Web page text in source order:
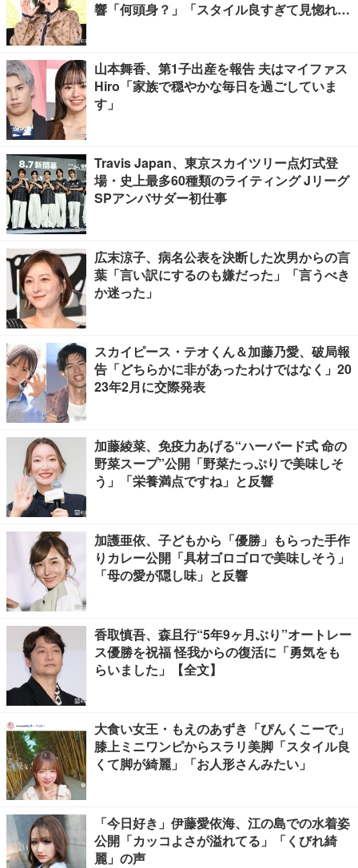
響「何頭身？」「スタイル良すぎて見惚れ
山本舞香、第1子出産を報告 夫はマイファス
Hiro「家族で穏やかな毎日を過ごしていま
す」
Travis Japan、東京スカイツリー点灯式登
場・史上最多60種類のライティング Jリーグ
SPアンバサダー初仕事
広末涼子、病名公表を決断した次男からの言
葉「言い訳にするのも嫌だった」「言うべき
か迷った」
スカイピース・テオくん＆加藤乃愛、破局報
告「どちらかに非があったわけではなく」20
23年2月に交際発表
加藤綾菜、免疫力あげる“ハーバード式 命の
野菜スープ”公開「野菜たっぷりで美味しそ
う」「栄養満点ですね」と反響
加護亜依、子どもから「優勝」もらった手作
りカレー公開「具材ゴロゴロで美味しそう」
「母の愛が隠し味」と反響
香取慎吾、森且行“5年9ヶ月ぶり”オートレー
ス優勝を祝福 怪我からの復活に「勇気をも
らいました」【全文】
大食い女王・もえのあずき「ぴんくこーで」
膝上ミニワンピからスラリ美脚「スタイル良
くて脚が綺麗」「お人形さんみたい」
「今日好き」伊藤愛依海、江の島での水着姿
公開「カッコよさが溢れてる」「くびれ綺
麗」の声